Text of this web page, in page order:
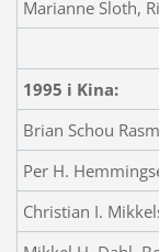
Marianne Sloth,
1995 i Kina:
Brian Schou
Per H.
Christian I.